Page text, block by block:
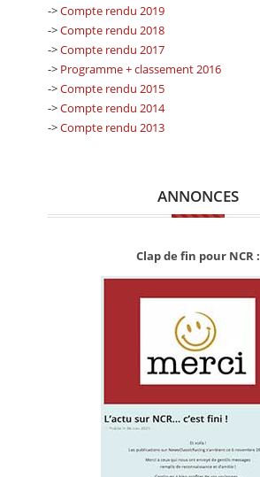
->Compte rendu 2019
->Compte rendu 2018
->Compte rendu 2017
-> Programme + classement 2016
->Compte rendu 2015
->Compte rendu 2014
->Compte rendu 2013
ANNONCES
Clap de fin pour NCR :